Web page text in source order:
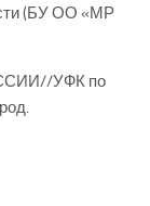
(БУ ОО «МР
УФК по